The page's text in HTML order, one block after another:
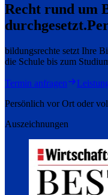
Recht rund um
durchgesetzt.
bildungsrechte setzt Ihre
die Schule bis zum
Termin anfragen
Persönlich vor Ort oder
Auszeichnungen